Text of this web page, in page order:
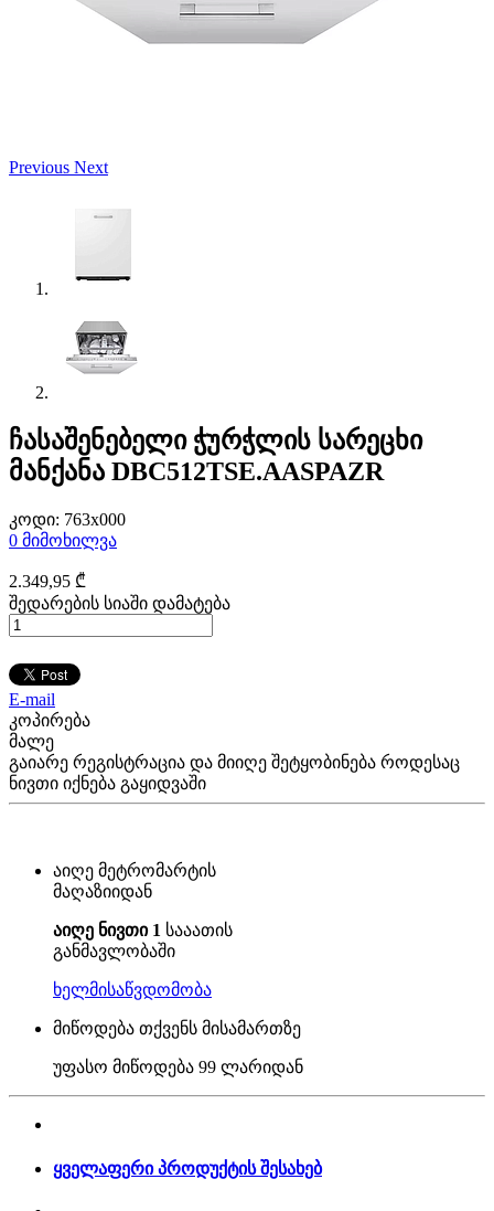
Previous Next
ჩასაშენებელი ჭურჭლის სარეცხი
მანქანა DBC512TSE.AASPAZR
კოდი: 763x000
0 მიმოხილვა
2.349,95 ₾
შედარების სიაში დამატება
E-mail
კოპირება
მალე
გაიარე რეგისტრაცია და მიიღე შეტყობინება როდესაც
ნივთი იქნება გაყიდვაში
აიღე მეტრომარტის
მაღაზიიდან
აიღე ნივთი 1 სააათის
განმავლობაში
ხელმისაწვდომობა
მიწოდება თქვენს მისამართზე
უფასო მიწოდება 99 ლარიდან
ყველაფერი პროდუქტის შესახებ